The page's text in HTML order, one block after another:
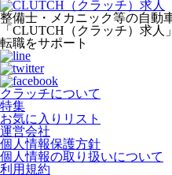
整備士・メカニック等の自動
「CLUTCH（クラッチ）求
転職をサポート
クラッチについて
特集
お気に入りリスト
運営会社
個人情報保護方針
個人情報の取り扱いについて
利用規約